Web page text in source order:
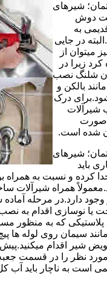
شیرهای
دوش
به
در جایی
میتوان از
زیرا در
شلنگ نصب
بالکن و
درک
شیرآلات
صورت
شده است.
شیرهای
باید
کرده و نسبت به همراه
همراه شیرآلات
دارد.در مرحله آماده
یا نوسازی اقدام به
که به منظور
سیمان روی لوله ها پیچ
شیر اقدام
مورد نظر را در قسمت
است به ناچار باید آب